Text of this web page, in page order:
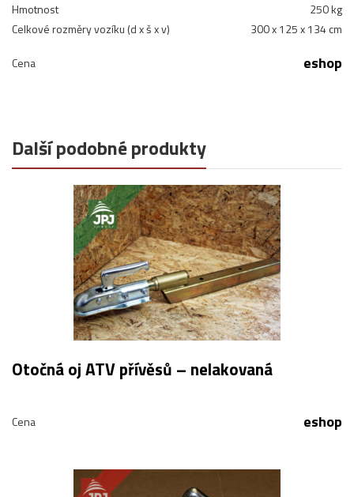
Hmotnost
250 kg
Celkové rozměry vozíku (d x š x v)
300 x 125 x 134 cm
Cena eshop
Další podobné produkty
Otočná oj ATV přívěsů – nelakovaná
Cena eshop